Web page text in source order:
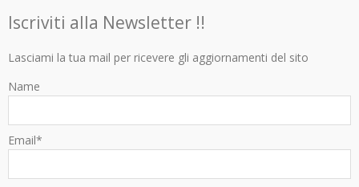
Iscriviti alla Newsletter !!
Lasciami la tua mail per ricevere gli aggiornamenti del sito
Name
Email*